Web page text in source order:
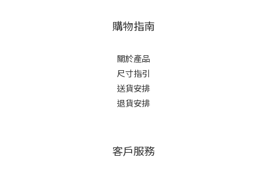
購物指南
關於產品
尺寸指引
送貨安排
退貨安排
客戶服務